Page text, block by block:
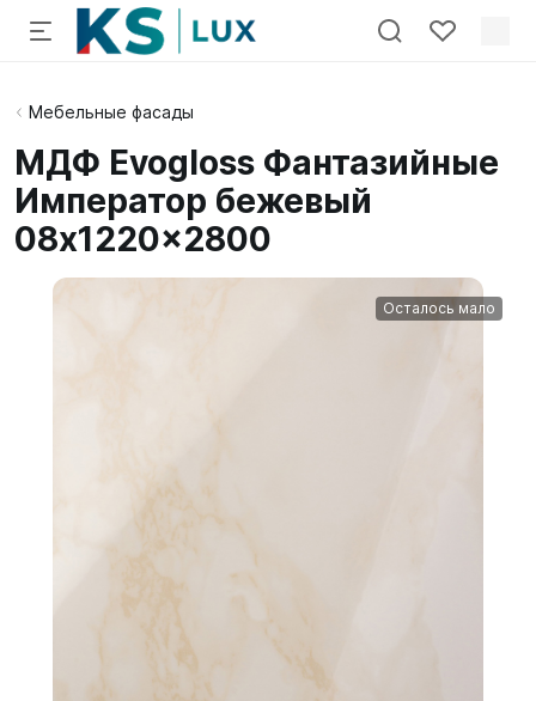
Мебельные фасады
МДФ Evogloss Фантазийные
Император бежевый
08x1220x2800
Осталось мало